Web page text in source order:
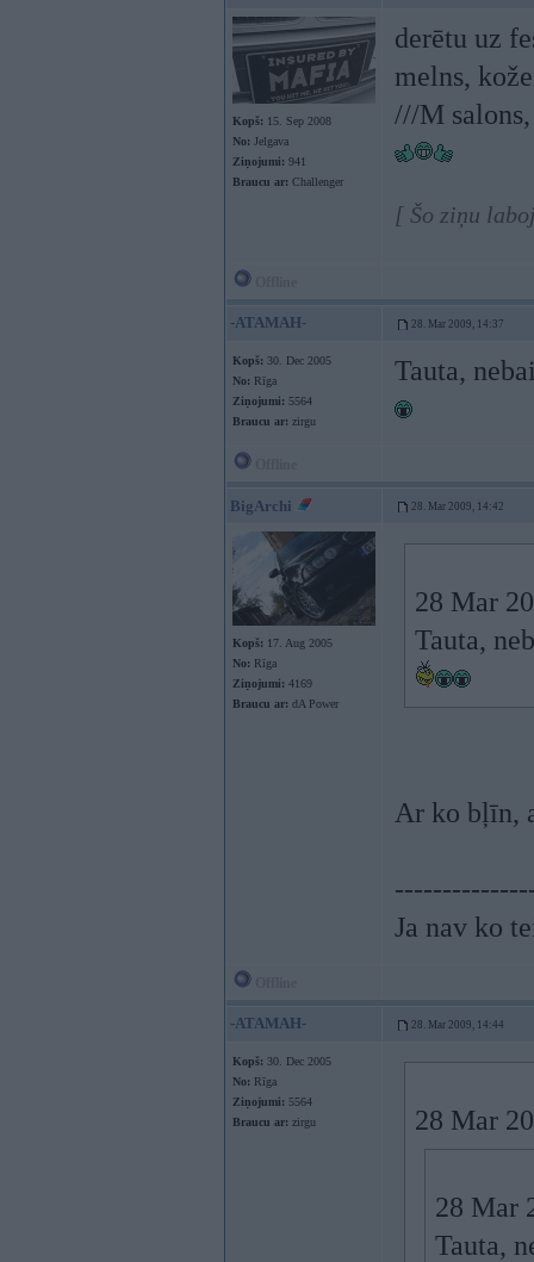
Kopš: 15. Sep 2008
No: Jelgava
Ziņojumi: 941
Braucu ar: Challenger
derētu uz
melns,
///M salons,
[ Šo ziņu
-ATAMAH- 28. Mar 2009, 14:37
Kopš: 30. Dec 2005
No: Rīga
Ziņojumi: 5564
Braucu ar: zirgu
Tauta,
BigArchi 28. Mar 2009, 14:42
Kopš: 17. Aug 2005
No: Rīga
Ziņojumi: 4169
Braucu ar: dA Power
28 Mar
Tauta,
Ar ko bļīn,
Ja nav ko
-ATAMAH- 28. Mar 2009, 14:44
Kopš: 30. Dec 2005
No: Rīga
Ziņojumi: 5564
Braucu ar: zirgu 28 Mar
28 Mar
Tauta,